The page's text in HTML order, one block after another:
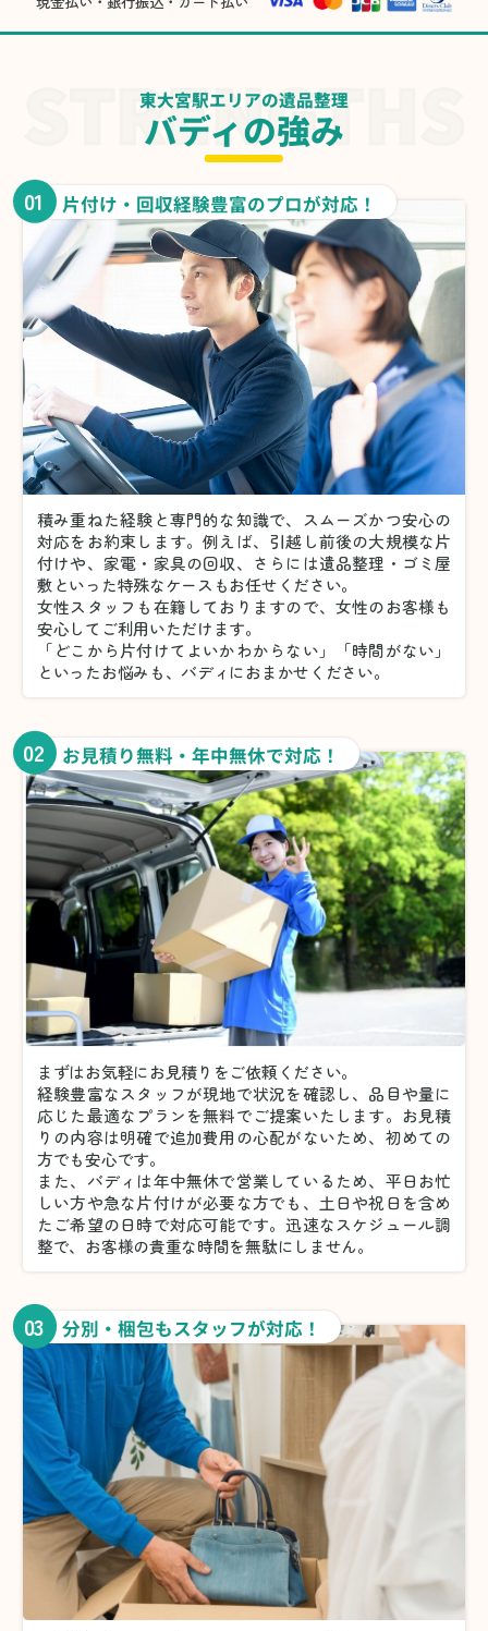
東大宮駅エリアの遺品整理
バディの強み
01 片付け・回収経験豊富のプロが対応！
積み重ねた経験と専門的な知識で、スムーズかつ安心の
対応をお約束します。例えば、引越し前後の大規模な片
付けや、家電・家具の回収、さらには遺品整理・ゴミ屋
敷といった特殊なケースもお任せください。
女性スタッフも在籍しておりますので、女性のお客様も
安心してご利用いただけます。
「どこから片付けてよいかわからない」「時間がない」
といったお悩みも、バディにおまかせください。
02 お見積り無料・年中無休で対応！
まずはお気軽にお見積りをご依頼ください。
経験豊富なスタッフが現地で状況を確認し、品目や量に
応じた最適なプランを無料でご提案いたします。お見積
りの内容は明確で追加費用の心配がないため、初めての
方でも安心です。
また、バディは年中無休で営業しているため、平日お忙
しい方や急な片付けが必要な方でも、土日や祝日を含め
たご希望の日時で対応可能です。迅速なスケジュール調
整で、お客様の貴重な時間を無駄にしません。
03 分別・梱包もスタッフが対応！